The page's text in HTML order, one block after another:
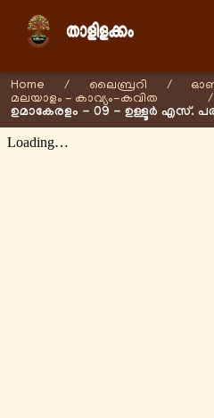
Home / ലൈബ്രറി /
മലയാളം - കാവ്യം-കവിത
/
ഉമാകേരളം - 09 - ഉള്ളൂർ എസ്.